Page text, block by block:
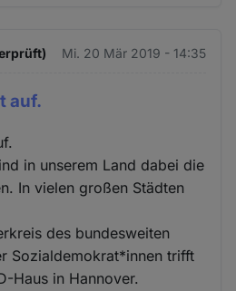
Mi. 20 Mär 2019 - 14:35
auf.
in unserem Land dabei die
In vielen großen Städten
des bundesweiten
Sozialdemokrat*innen trifft
Haus in Hannover.